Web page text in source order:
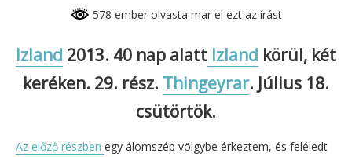
578 ember olvasta mar el ezt az írást
Izland 2013. 40 nap alatt Izland körül, két
keréken. 29. rész. Thingeyrar. Július 18.
csütörtök.
Az előző részben egy álomszép völgybe érkeztem, és feléledt